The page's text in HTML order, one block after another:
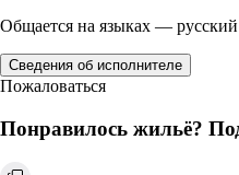
Общается на языках —
Сведения об исполнителе
Пожаловаться
Понравилось жильё?